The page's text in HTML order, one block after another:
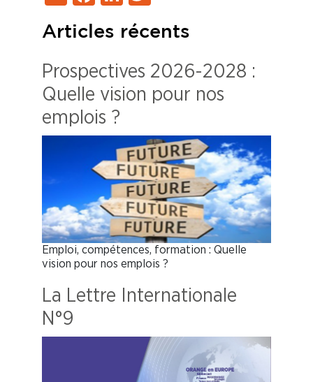
Articles récents
Prospectives 2026-2028 :
Quelle vision pour nos
emplois ?
Emploi, compétences, formation : Quelle
vision pour nos emplois ?
La Lettre Internationale
N°9